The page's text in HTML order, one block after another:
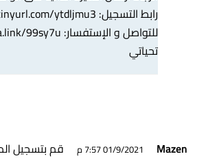
رابط التسجيل: ytdljmu3
للتواصل و الإستفسار: 99sy7u
تحياتي
Mazen 01/9/2021 7:57 م
قم بتسجيل